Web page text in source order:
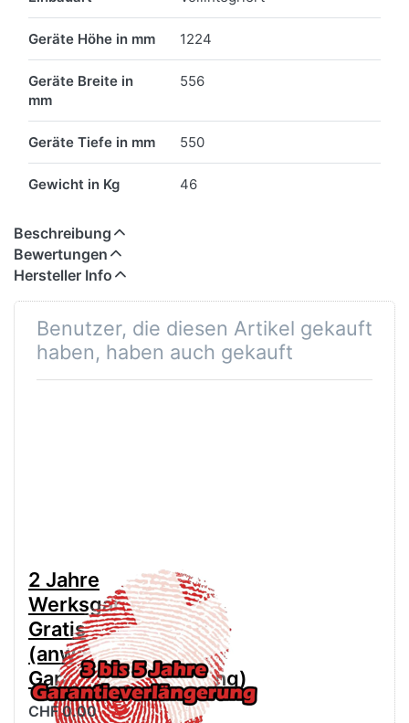
Geräte Höhe in mm 1224
Geräte Breite in
mm
556
Geräte Tiefe in mm 550
Gewicht in Kg 46
Beschreibung
Bewertungen
Hersteller Info
Benutzer, die diesen Artikel gekauft
haben, haben auch gekauft
2 Jahre
Werksgarantie
Gratis
(anwählen für
Garantieverlängerung)
CHF 0.00